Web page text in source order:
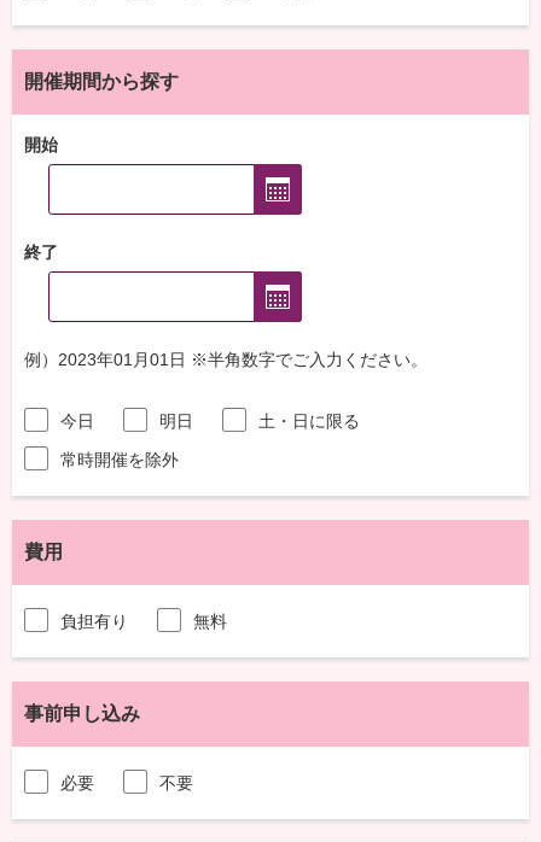
開催期間から探す
開始
終了
例）2023年01月01日 ※半角数字でご入力ください。
今日 明日
土・日に限る
常時開催を除外
費用
負担有り 無料
事前申し込み
必要 不要